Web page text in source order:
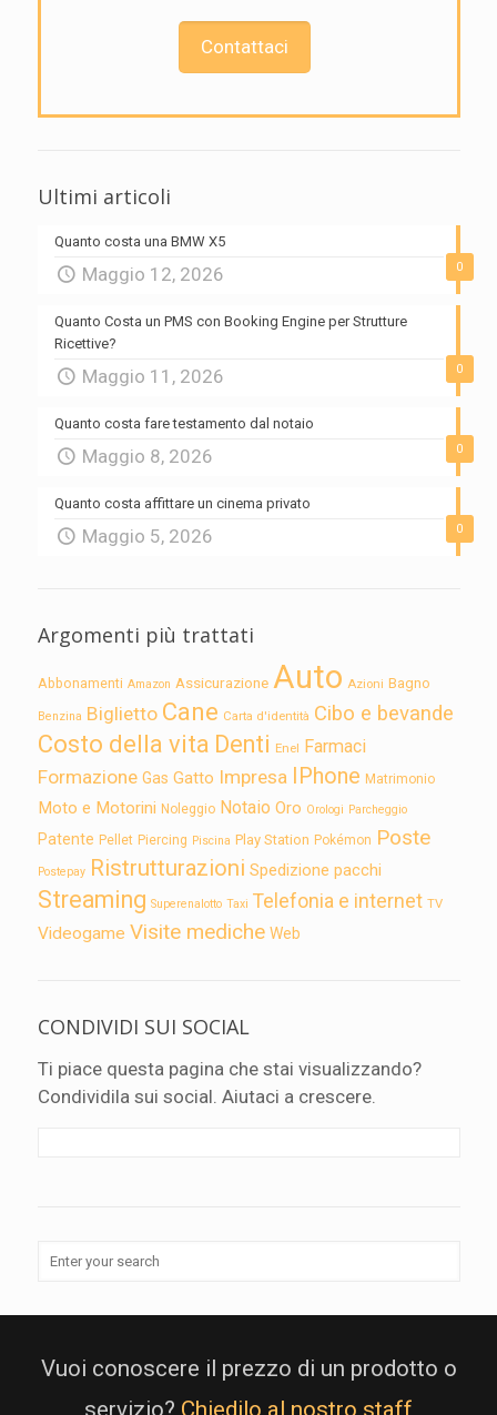
Contattaci
Ultimi articoli
0
Quanto costa una BMW X5
Maggio 12, 2026
0
Quanto Costa un PMS con Booking Engine per Strutture
Ricettive?
Maggio 11, 2026
0
Quanto costa fare testamento dal notaio
Maggio 8, 2026
0
Quanto costa affittare un cinema privato
Maggio 5, 2026
Argomenti più trattati
Abbonamenti Amazon Assicurazione Auto Azioni Bagno
Benzina Biglietto Cane Carta d'identità Cibo e bevande
Costo della vita Denti Enel Farmaci
Formazione Gas Gatto Impresa IPhone Matrimonio
Moto e Motorini Noleggio Notaio Oro Orologi Parcheggio
Patente Pellet Piercing Piscina Play Station Pokémon Poste
Postepay Ristrutturazioni Spedizione pacchi
Streaming Superenalotto Taxi Telefonia e internet TV
Videogame Visite mediche Web
CONDIVIDI SUI SOCIAL
Ti piace questa pagina che stai visualizzando?
Condividila sui social. Aiutaci a crescere.
Vuoi conoscere il prezzo di un prodotto o
servizio? Chiedilo al nostro staff